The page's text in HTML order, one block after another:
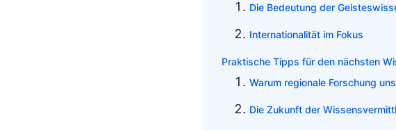
Die Bedeutung der
Internationalität im Fokus
Praktische Tipps für den nächsten
Warum regionale Forschung
Die Zukunft der